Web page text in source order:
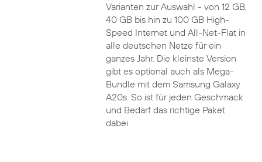
Varianten zur Auswahl - von 12 GB,
40 GB bis hin zu 100 GB High-
Speed Internet und All-Net-Flat in
alle deutschen Netze für ein
ganzes Jahr. Die kleinste Version
gibt es optional auch als Mega-
Bundle mit dem Samsung Galaxy
A20s. So ist für jeden Geschmack
und Bedarf das richtige Paket
dabei.